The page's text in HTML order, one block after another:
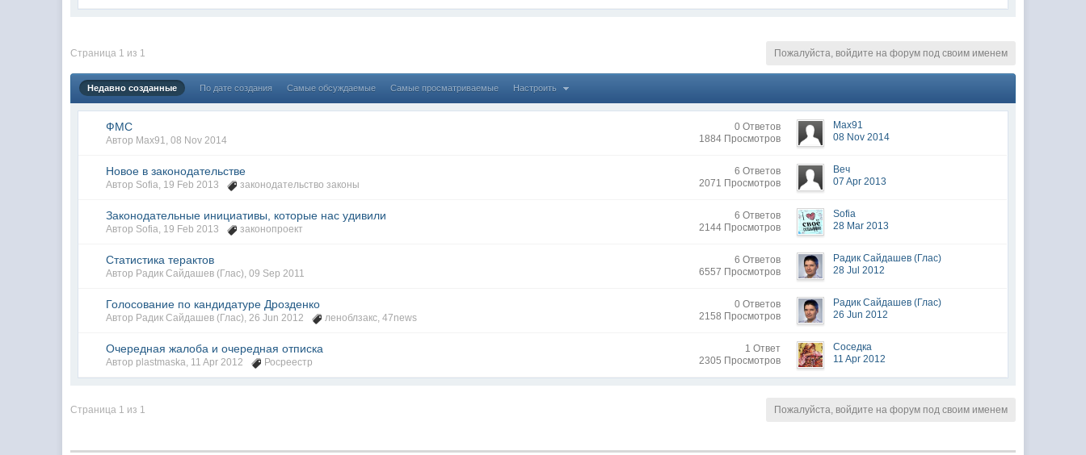
Страница 1 из 1 Пожалуйста, войдите на форум под своим именем
Недавно созданные По дате создания Самые обсуждаемые Самые просматриваемые Настроить
ФМС
Автор Max91,08 Nov 2014
0 Ответов
1884 Просмотров
Max91
08 Nov 2014
Новое в законодательстве
Автор Sofia, 19 Feb 2013 законодательство законы
6 Ответов
2071 Просмотров
Веч
07 Apr 2013
Законодательные инициативы, которые нас удивили
Автор Sofia, 19 Feb 2013 законопроект
6 Ответов
2144 Просмотров
Sofia
28 Mar 2013
Статистика терактов
Автор Радик Сайдашев (Глас),09 Sep 2011
6 Ответов
6557 Просмотров
Радик Сайдашев (Глас)
28 Jul 2012
Голосование по кандидатуре Дрозденко
Автор Радик Сайдашев (Глас),26 Jun 2012 леноблзакс,47news
0 Ответов
2158 Просмотров
Радик Сайдашев (Глас)
26 Jun 2012
Очередная жалоба и очередная отписка
Автор plastmaska, 11 Apr 2012 Росреестр
1 Ответ
2305 Просмотров
Соседка
11 Apr 2012
Страница 1 из 1 Пожалуйста, войдите на форум под своим именем